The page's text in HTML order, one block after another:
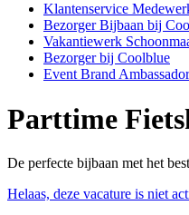
Klantenservice
Bezorger Bijbaan bij
Vakantiewerk
Bezorger bij Coolblue
Event Brand
Parttime
De perfecte bijbaan met het
Helaas, deze vacature is niet